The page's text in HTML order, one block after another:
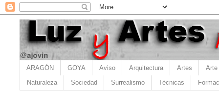
ARAGÓN GOYA Aviso Arquitectura Artes Arte
Naturaleza Sociedad Surrealismo Técnicas